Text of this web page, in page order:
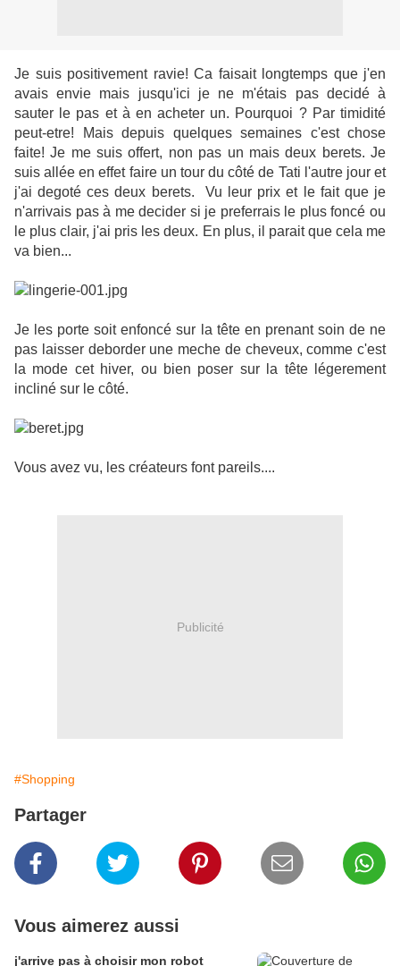
Je suis positivement ravie! Ca faisait longtemps que j'en
avais envie mais jusqu'ici je ne m'étais pas decidé à
sauter le pas et à en acheter un. Pourquoi ? Par timidité
peut-etre! Mais depuis quelques semaines c'est chose
faite! Je me suis offert, non pas un mais deux berets. Je
suis allée en effet faire un tour du côté de Tati l'autre jour et
j'ai degoté ces deux berets. Vu leur prix et le fait que je
n'arrivais pas à me decider si je preferrais le plus foncé ou
le plus clair, j'ai pris les deux. En plus, il parait que cela me
va bien...
Je les porte soit enfoncé sur la tête en prenant soin de ne
pas laisser deborder une meche de cheveux, comme c'est
la mode cet hiver, ou bien poser sur la tête légerement
incliné sur le côté.
Vous avez vu, les créateurs font pareils....
Publicité
#Shopping
Partager
Vous aimerez aussi
j'arrive pas à choisir mon robot